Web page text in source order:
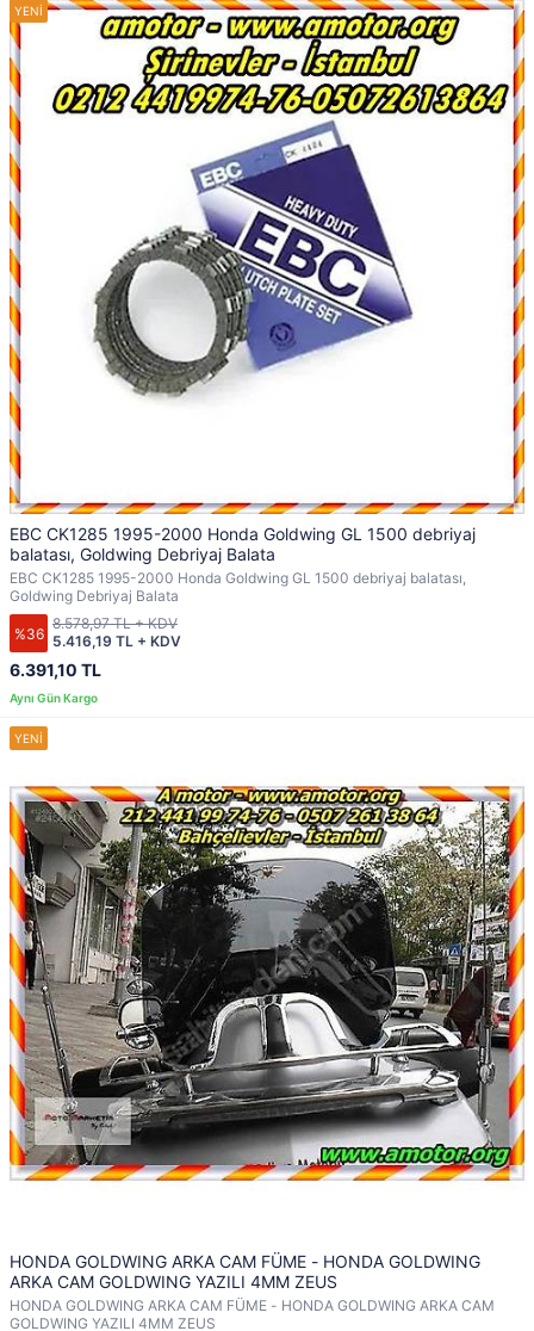
EBC CK1285 1995-2000 Honda Goldwing GL 1500 debriyaj
balatası, Goldwing Debriyaj Balata
EBC CK1285 1995-2000 Honda Goldwing GL 1500 debriyaj balatası,
Goldwing Debriyaj Balata
%36
6.391,10 TL
5.416,19 TL + KDV
8.578,97 TL + KDV
HONDA GOLDWING ARKA CAM FÜME - HONDA GOLDWING
ARKA CAM GOLDWING YAZILI 4MM ZEUS
HONDA GOLDWING ARKA CAM FÜME - HONDA GOLDWING ARKA CAM
GOLDWING YAZILI 4MM ZEUS